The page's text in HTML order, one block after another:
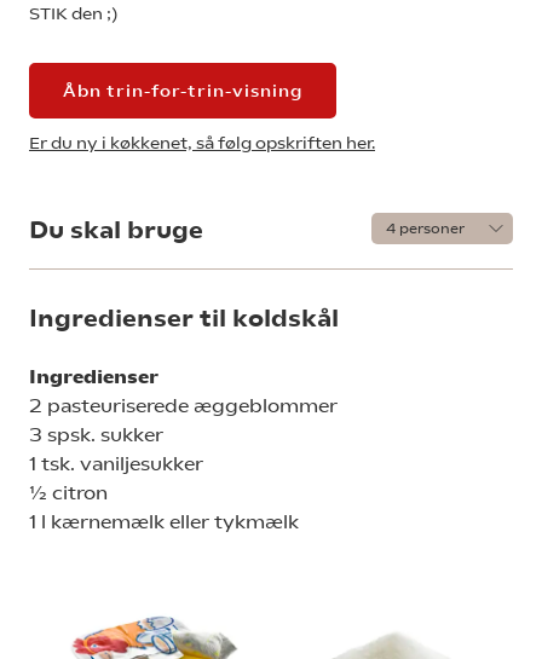
STIK den ;)
Åbn trin-for-trin-visning
Er du ny i køkkenet, så følg opskriften her.
Du skal bruge
Ingredienser til koldskål
Ingredienser
2 pasteuriserede æggeblommer
3 spsk. sukker
1 tsk. vaniljesukker
½ citron
1 l kærnemælk eller tykmælk